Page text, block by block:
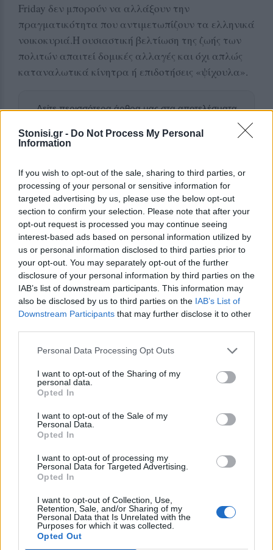
Stonisi.gr - Do Not Process My Personal
Information
If you wish to opt-out of the sale, sharing to third parties, or
processing of your personal or sensitive information for
targeted advertising by us, please use the below opt-out
section to confirm your selection. Please note that after your
opt-out request is processed you may continue seeing
interest-based ads based on personal information utilized by
us or personal information disclosed to third parties prior to
your opt-out. You may separately opt-out of the further
disclosure of your personal information by third parties on the
IAB’s list of downstream participants. This information may
also be disclosed by us to third parties on the IAB’s List of
Downstream Participants that may further disclose it to other
Personal Data Processing Opt Outs
I want to opt-out of the Sharing of my
personal data.
Opted In
I want to opt-out of the Sale of my
Personal Data.
Opted In
I want to opt-out of processing my
Personal Data for Targeted Advertising.
Opted In
I want to opt-out of Collection, Use,
Retention, Sale, and/or Sharing of my
Personal Data that Is Unrelated with the
Purposes for which it was collected.
Opted Out
Friday δεν μπορούν να αλλάξουν την
πραγματικότητα που αντιμετωπίζουν τα ελληνικά
νοικοκυριά.Η ουσιαστική βελτίωση της ζωής των
πολιτών απαιτεί δομικές αλλαγές και όχι απλώς
καταναλωτικά κίνητρα ή επιδοτήσεις «ψίχουλα».
Δείτε περισσότερα άρθρα μας στα αποτελέσματα
ΣΤΗΝ ΙΔΙΑ ΚΑΤΗΓΟΡΙΑ
ΜΥΤΙΛΗΝΗ
Δημόσιο «ευχαριστώ» της
ΔΕΥΑΛ στην Αστυνομία
Ιδιαίτερη αναφορά στην
Αστυνομική Διεύθυνση Λέσβου και
το Τμήμα Τροχαίας για τη βοήθεια
κατά τη διάρκεια των εργασιών
στην Ελευθερίου Βενιζέλου
Πάνω από 65.000 Τούρκοι
επτάμηνο
Καθοριστική για την τελική εικόνα
η τουριστική κίνηση έως το τέλος
Η Έλενα Παπαρίζου τραγουδά
στη Μυτιλήνη για τους εθελοντές
αιμοδότες
Μεγάλη συναυλία στις 19
Αυγούστου στο Δημοτικό Στάδιο
Μυτιλήνης – Μέρος των εσόδων θα
διατεθεί για την ενίσχυση του
Συλλόγου Εθελοντών Αιμοδοτών